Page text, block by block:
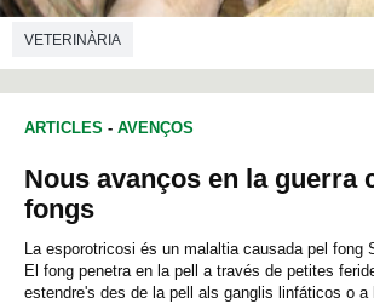
VETERINÀRIA
ARTICLES - AVENÇOS
Nous avanços en la guerra
fongs
La esporotricosi és un malaltia causada pel fong
El fong penetra en la pell a través de petites
estendre's des de la pell als ganglis linfáticos o